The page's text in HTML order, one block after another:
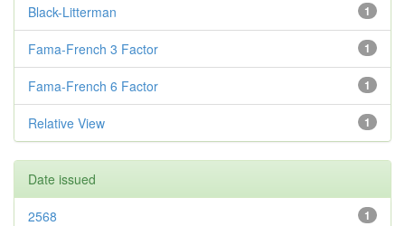
1
Black-Litterman
1
Fama-French 3 Factor
1
Fama-French 6 Factor
1
Relative View
Date issued
1
2568